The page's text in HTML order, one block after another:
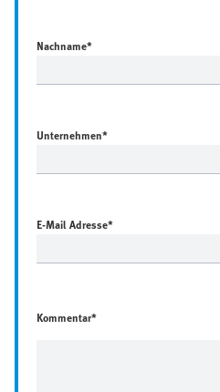
Nachname*
Unternehmen*
E-Mail Adresse*
Kommentar*